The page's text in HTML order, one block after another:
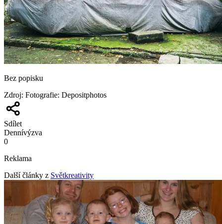
Bez popisku
Zdroj: Fotografie: Depositphotos
Sdílet
Dennívýzva
0
Reklama
Další články z Světkreativity